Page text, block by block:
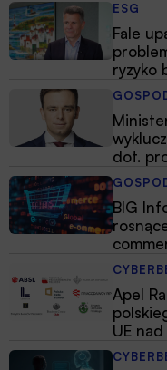
ESG
Fale
ryzyko
dot.
BIG
Apel
UE